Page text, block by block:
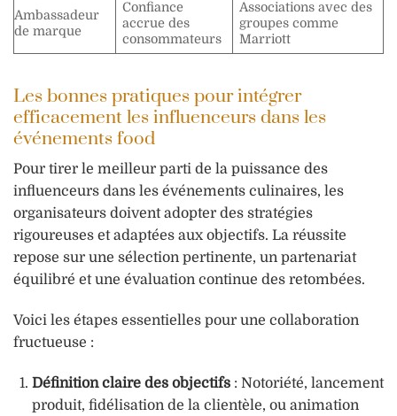
Ambassadeur
de marque
Confiance
accrue des
consommateurs
Associations avec des
groupes comme
Marriott
Les bonnes pratiques pour intégrer
efficacement les influenceurs dans les
événements food
Pour tirer le meilleur parti de la puissance des
influenceurs dans les événements culinaires, les
organisateurs doivent adopter des stratégies
rigoureuses et adaptées aux objectifs. La réussite
repose sur une sélection pertinente, un partenariat
équilibré et une évaluation continue des retombées.
Voici les étapes essentielles pour une collaboration
fructueuse :
Définition claire des objectifs: Notoriété, lancement
produit, fidélisation de la clientèle, ou animation